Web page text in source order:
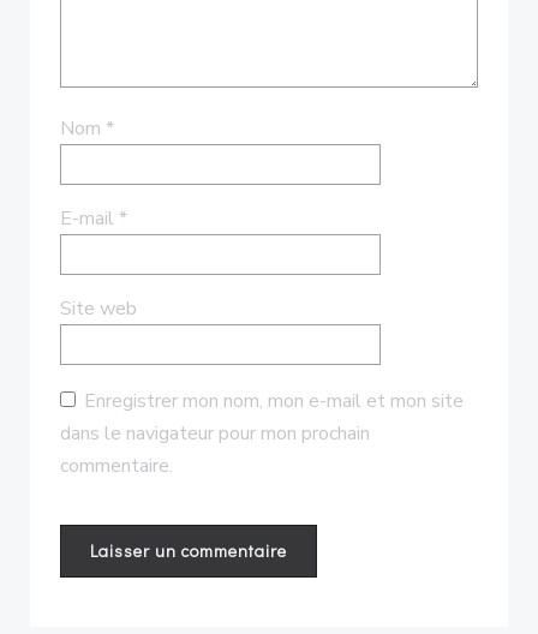
Nom *
E-mail *
Site web
Enregistrer mon nom, mon e-mail et mon site
dans le navigateur pour mon prochain
commentaire.